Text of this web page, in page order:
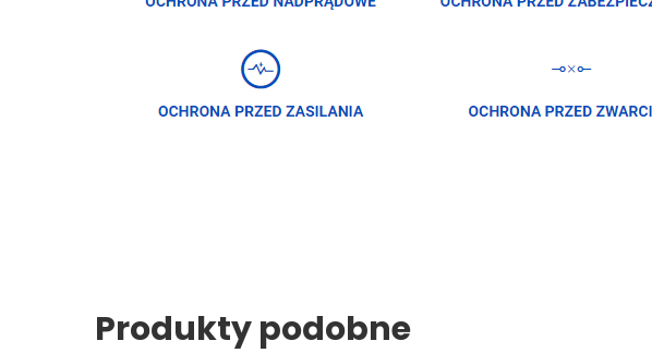
Produkty podobne